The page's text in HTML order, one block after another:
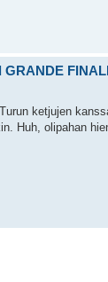
GRANDE
ketjujen
Huh, olipahan